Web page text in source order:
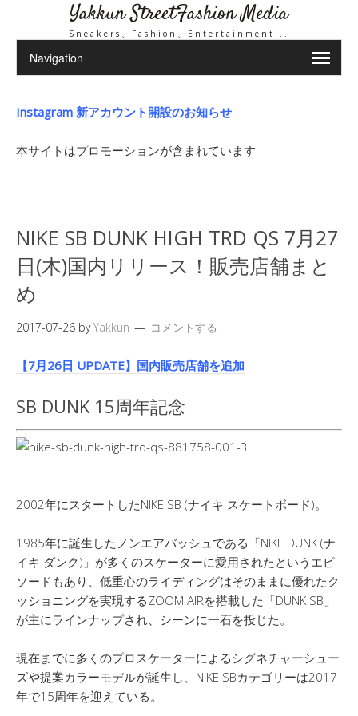
Yakkun StreetFashion Media
Sneakers、Fashion、Entertainment ..
Instagram 新アカウント開設のお知らせ
本サイトはプロモーションが含まれています
NIKE SB DUNK HIGH TRD QS 7月27
日(木)国内リリース！販売店舗まと
め
2017-07-26 byYakkun コメントする
【7月26日 UPDATE】国内販売店舗を追加
SB DUNK 15周年記念
2002年にスタートしたNIKE SB (ナイキ スケートボード)。
1985年に誕生したノンエアバッシュである「NIKE DUNK (ナ
イキ ダンク)」が多くのスケーターに愛用されたというエピ
ソードもあり、低重心のライディングはそのままに優れたク
ッショニングを実現するZOOM AIRを搭載した「DUNK SB」
が主にラインナップされ、シーンに一石を投じた。
現在までに多くのプロスケーターによるシグネチャーシュー
ズや提案カラーモデルが誕生し、NIKE SBカテゴリーは2017
年で15周年を迎えている。